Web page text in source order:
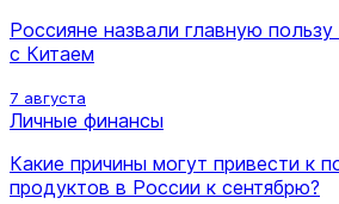
Россияне назвали главную
с Китаем
7 августа
Личные финансы
Какие причины могут привести к
продуктов в России к сентябрю?